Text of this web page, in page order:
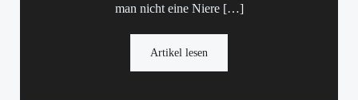
man nicht eine Niere […]
Artikel lesen